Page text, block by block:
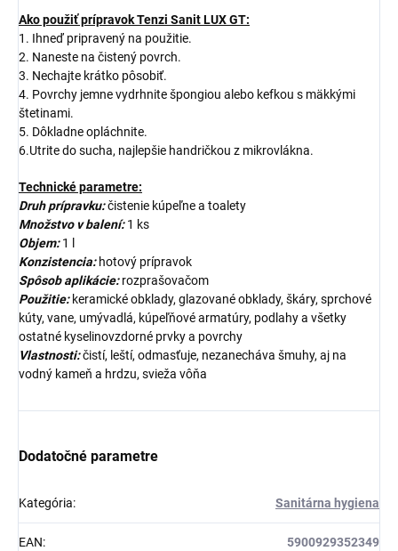
Ako použiť prípravok Tenzi Sanit LUX GT:
1. Ihneď pripravený na použitie.
2. Naneste na čistený povrch.
3. Nechajte krátko pôsobiť.
4. Povrchy jemne vydrhnite špongiou alebo kefkou s mäkkými
štetinami.
5. Dôkladne opláchnite.
6.Utrite do sucha, najlepšie handričkou z mikrovlákna.
Technické parametre:
Druh prípravku:čistenie kúpeľne a toalety
Množstvo v balení:1 ks
Objem:1 l
Konzistencia: hotový prípravok
Spôsob aplikácie:rozprašovačom
Použitie:keramické obklady, glazované obklady, škáry, sprchové
kúty, vane, umývadlá, kúpeľňové armatúry, podlahy a všetky
ostatné kyselinovzdorné prvky a povrchy
Vlastnosti:čistí, leští, odmasťuje, nezanecháva šmuhy, aj na
vodný kameň a hrdzu, svieža vôňa
Dodatočné parametre
Kategória: Sanitárna hygiena
EAN: 5900929352349